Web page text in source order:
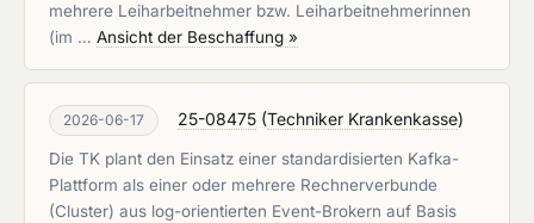
mehrere Leiharbeitnehmer bzw. Leiharbeitnehmerinnen
(im … Ansicht der Beschaffung »
2026-06-17 25-08475 (Techniker Krankenkasse)
Die TK plant den Einsatz einer standardisierten Kafka-
Plattform als einer oder mehrere Rechnerverbunde
(Cluster) aus log-orientierten Event-Brokern auf Basis